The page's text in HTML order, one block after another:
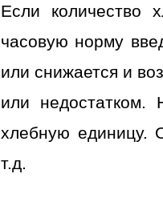
Если количество
часовую норму
или снижается и
или недостатком.
хлебную единицу.
т.д.